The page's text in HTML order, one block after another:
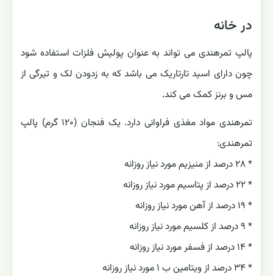
در خانه
پالپ تمرهندی می تواند به عنوان پولیش فلزات استفاده شود
چون دارای اسید تارتاریک می باشد که به زدودن لک و تیرگی از
مس و برنز کمک می کند.
تمرهندی مواد مغذی فراوانی دارد. یک فنجان (۱۲۰ گرم) پالپ
تمرهندی:
* ۲۸ درصد از منیزیم مورد نیاز روزانه
* ۲۲ درصد از پتاسیم مورد نیاز روزانه
* ۱۹ درصد از آهن مورد نیاز روزانه
* ۹ درصد از کلسیم مورد نیاز روزانه
* ۱۴ درصد از فسفر مورد نیاز روزانه
* ۳۴ درصد از ویتامین ب ۱ مورد نیاز روزانه